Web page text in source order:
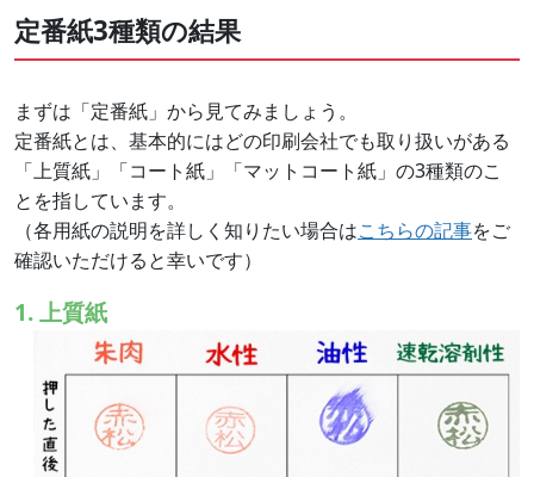
定番紙3種類の結果
まずは「定番紙」から見てみましょう。
定番紙とは、基本的にはどの印刷会社でも取り扱いがある
「上質紙」「コート紙」「マットコート紙」の3種類のこ
とを指しています。
（各用紙の説明を詳しく知りたい場合はこちらの記事をご
確認いただけると幸いです）
1. 上質紙